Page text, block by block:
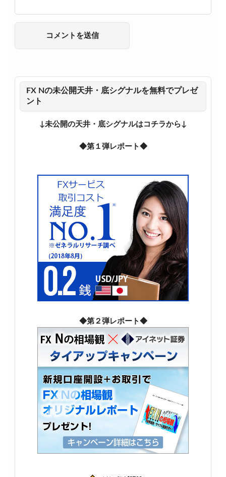
FX Nの未公開天井・底シグナルを無料でプレゼ
ント
↓未公開の天井・底シグナルはコチラから↓
◆第１弾レポート◆
◆第２弾レポート◆